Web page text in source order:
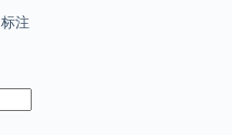
标注